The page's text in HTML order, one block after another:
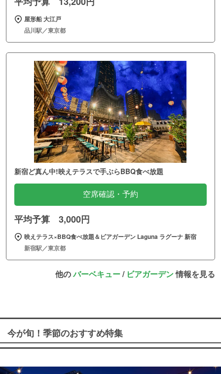
屋形船 大江戸
品川駅／東京都
新宿ど真ん中!映えテラスで手ぶらBBQ食べ放題
空席確認・予約
平均予算 3,000円
映えテラス×BBQ食べ放題＆ビアガーデン Laguna ラグーナ 新宿
新宿駅／東京都
他のバーベキュー/ ビアガーデン情報を見る
今が旬！季節のおすすめ特集